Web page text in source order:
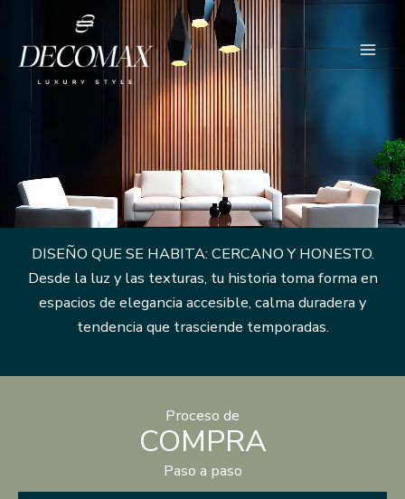
contenido
DISEÑO QUE SE HABITA: CERCANO Y HONESTO.
Desde la luz y las texturas, tu historia toma forma en
espacios de elegancia accesible, calma duradera y
tendencia que trasciende temporadas.
Proceso de
COMPRA
Paso a paso